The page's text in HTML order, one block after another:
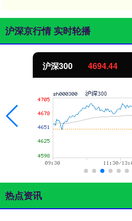
沪深京行情 实时轮播
沪深300 4694.44
热点资讯